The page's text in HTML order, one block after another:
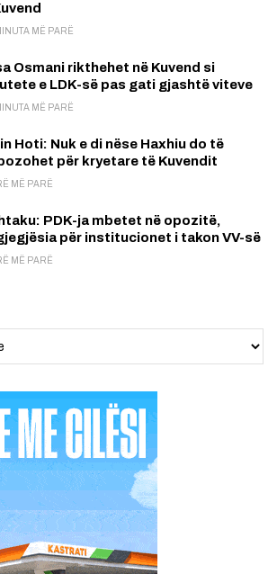
MË PARË
Osmani rikthehet në Kuvend si
e LDK-së pas gati gjashtë viteve
MË PARË
Hoti: Nuk e di nëse Haxhiu do të
për kryetare të Kuvendit
MË PARË
PDK-ja mbetet në opozitë,
për institucionet i takon VV-së
MË PARË